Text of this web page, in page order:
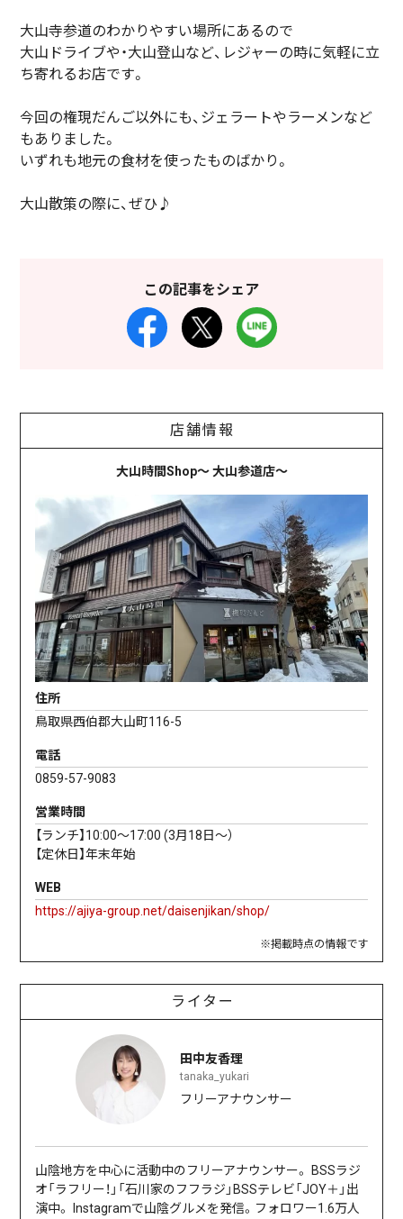
大山寺参道のわかりやすい場所にあるので
大山ドライブや・大山登山など、レジャーの時に気軽に立
ち寄れるお店です。
今回の権現だんご以外にも、ジェラートやラーメンなど
もありました。
いずれも地元の食材を使ったものばかり。
大山散策の際に、ぜひ♪
この記事をシェア
店舗情報
大山時間Shop〜 大山参道店〜
住所
鳥取県西伯郡大山町116-5
電話
0859-57-9083
営業時間
【ランチ】10:00〜17:00 (3月18日〜）
【定休日】年末年始
WEB
https://ajiya-group.net/daisenjikan/shop/
※掲載時点の情報です
ライター
田中友香理
tanaka_yukari
フリーアナウンサー
山陰地方を中心に活動中のフリーアナウンサー。 BSSラジ
オ「ラフリー！」「石川家のフフラジ」BSSテレビ「JOY＋」出
演中。 Instagramで山陰グルメを発信。フォロワー1.6万人